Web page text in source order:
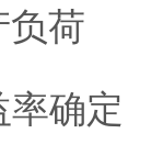
负荷
确定